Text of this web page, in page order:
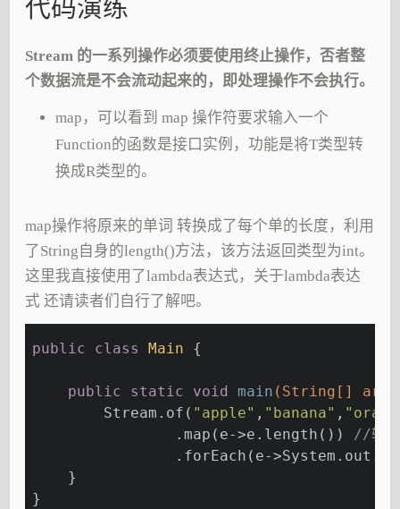
代码演练
Stream 的一系列操作必须要使用终止操作，否者整
个数据流是不会流动起来的，即处理操作不会执行。
map，可以看到 map 操作符要求输入一个
Function的函数是接口实例，功能是将T类型转
换成R类型的。
map操作将原来的单词 转换成了每个单的长度，利用
了String自身的length()方法，该方法返回类型为int。
这里我直接使用了lambda表达式，关于lambda表达
式 还请读者们自行了解吧。
public class Main {
public static void main (String[]
        Stream.of(
"apple" , "banana" ,
                .map(e->e.length())
//转
.forEach(e-
    }
}